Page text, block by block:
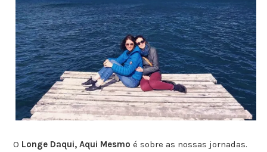
O Longe Daqui, Aqui Mesmo é sobre as nossas jornadas.